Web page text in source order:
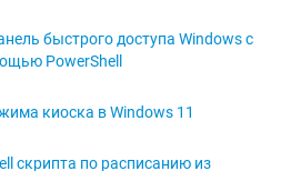
быстрого доступа Windows с
PowerShell
киоска в Windows 11
скрипта по расписанию из